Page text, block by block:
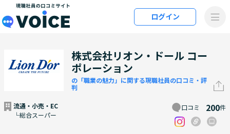
メインコンテンツにスキップ
ログイン
株式会社リオン・ドール コー
ポレーション
の「職業の魅力」に関する現職社員の口コミ・評
判
流通・小売・EC
└総合スーパー
口コミ 200件